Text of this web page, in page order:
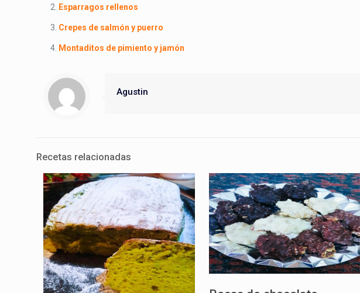
Esparragos rellenos
Crepes de salmón y puerro
Montaditos de pimiento y jamón
Agustin
Recetas relacionadas